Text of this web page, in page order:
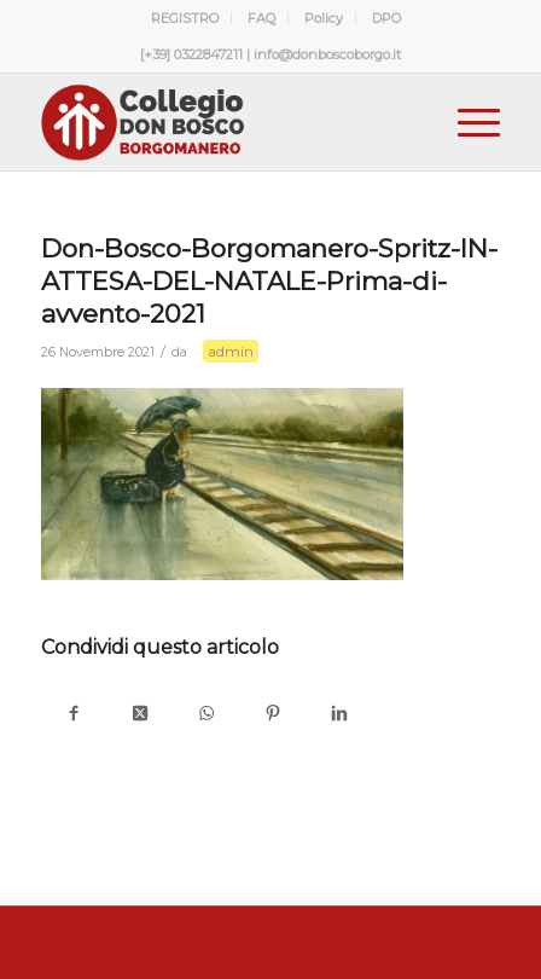
REGISTRO FAQ Policy DPO
[+39] 0322847211 | info@donboscoborgo.it
Don-Bosco-Borgomanero-Spritz-IN-
ATTESA-DEL-NATALE-Prima-di-
avvento-2021
26 Novembre 2021 / da admin
Condividi questo articolo